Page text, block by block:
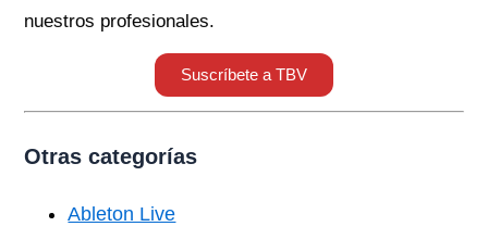
nuestros profesionales.
Suscríbete a TBV
Otras categorías
Ableton Live